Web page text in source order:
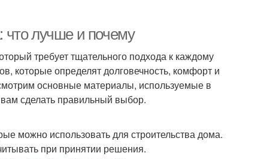
что лучше и почему
требует тщательного подхода к каждому
которые определят долговечность, комфорт и
основные материалы, используемые в
сделать правильный выбор.
можно использовать для строительства дома.
при принятии решения.